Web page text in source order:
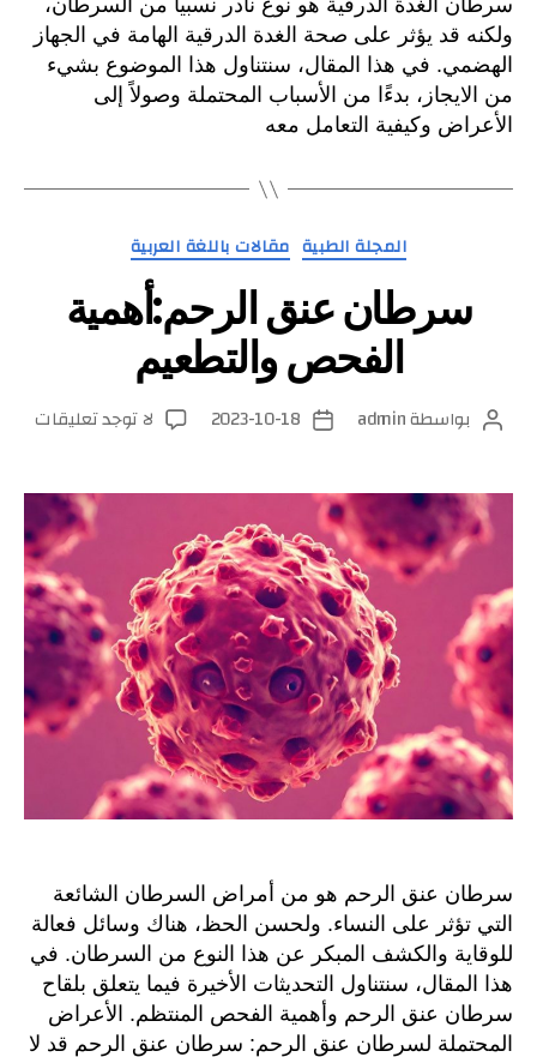
سرطان الغدة الدرقية هو نوع نادر نسبياً من السرطان،
ولكنه قد يؤثر على صحة الغدة الدرقية الهامة في الجهاز
الهضمي. في هذا المقال، سنتناول هذا الموضوع بشيء
من الايجاز، بدءًا من الأسباب المحتملة وصولاً إلى
الأعراض وكيفية التعامل معه
التصنيفات المجلة الطبية مقالات باللغة العربية
سرطان عنق الرحم:أهمية
الفحص والتطعيم
كاتببواسطةadmin
تاريخ2023-10-18 لا توجد تعليقاتعلى
سرطان عنق الرحم هو من أمراض السرطان الشائعة
التي تؤثر على النساء. ولحسن الحظ، هناك وسائل فعالة
للوقاية والكشف المبكر عن هذا النوع من السرطان. في
هذا المقال، سنتناول التحديثات الأخيرة فيما يتعلق بلقاح
سرطان عنق الرحم وأهمية الفحص المنتظم. الأعراض
المحتملة لسرطان عنق الرحم: سرطان عنق الرحم قد لا